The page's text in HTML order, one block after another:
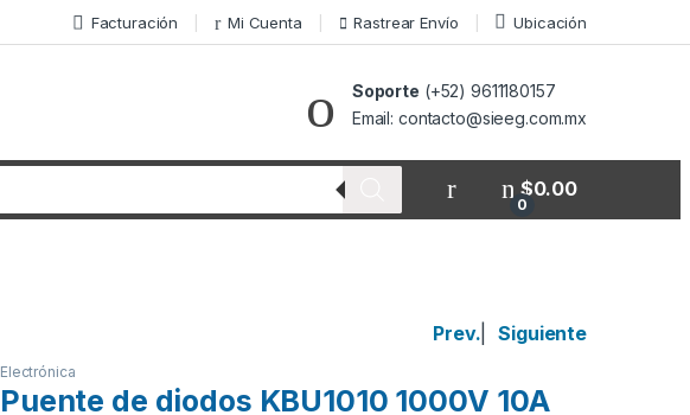
Facturación Mi Cuenta Rastrear Envío Ubicación
Soporte (+52) 9611180157
Email: contacto@sieeg.com.mx
0
$0.00
Prev. Siguiente
Electrónica
Puente de diodos KBU1010 1000V 10A